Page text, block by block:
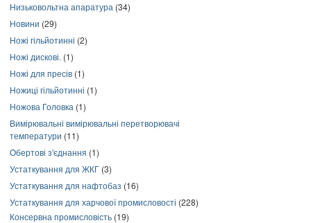
Низьковольтна апаратура (34)
Новини (29)
Ножі гільйотинні (2)
Ножі дискові. (1)
Ножі для пресів (1)
Ножиці гільйотинні (1)
Ножова Головка (1)
Вимірювальні вимірювальні перетворювачі
температури (11)
Обертові з'єднання (1)
Устаткування для ЖКГ (3)
Устаткування для нафтобаз (16)
Устаткування для харчової промисловості (228)
Консервна промисловість (19)